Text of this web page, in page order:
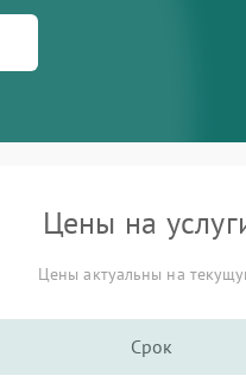
Цены на
Цены актуальны на
Срок